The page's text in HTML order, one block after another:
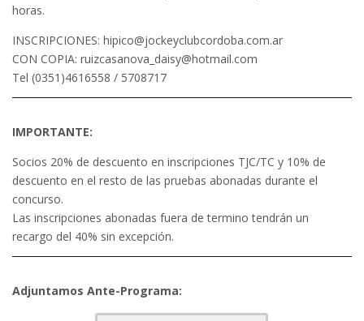
horas.
INSCRIPCIONES: hipico@jockeyclubcordoba.com.ar
CON COPIA: ruizcasanova_daisy@hotmail.com
Tel (0351)4616558 / 5708717
IMPORTANTE:
Socios 20% de descuento en inscripciones TJC/TC y 10% de
descuento en el resto de las pruebas abonadas durante el
concurso.
Las inscripciones abonadas fuera de termino tendrán un
recargo del 40% sin excepción.
Adjuntamos Ante-Programa: